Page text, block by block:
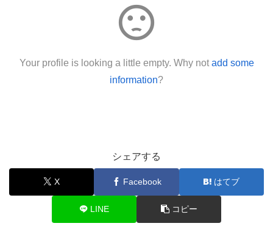
sentiment_dissatisfied
Your profile is looking a little empty. Why not add some
information?
シェアする
X Facebook はてブ
LINE コピー